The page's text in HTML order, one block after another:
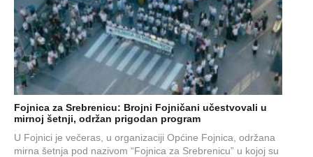
Fojnica za Srebrenicu: Brojni Fojničani učestvovali u
mirnoj šetnji, održan prigodan program
U Fojnici je večeras, u organizaciji Općine Fojnica, održana
mirna šetnja pod nazivom “Fojnica za Srebrenicu” u kojoj su